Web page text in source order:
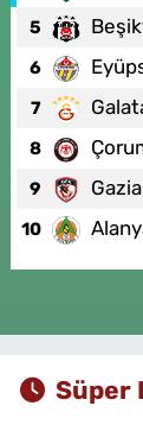
5
6
7
8
9
10
Süper